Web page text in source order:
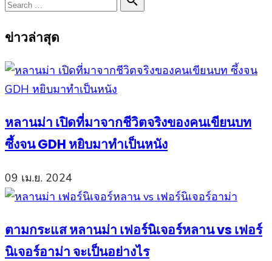
Search
ข่าวล่าสุด
หลานม่า เปิดที่มาจากชีวิตจริงของคนเขียนบท
ซึ้งจน GDH หยิบมาทำเป็นหนัง
09 เม.ย. 2024
ตามกระแส หลานม่า เฟอร์นิเจอร์หลาน vs เฟอร์
นิเจอร์อาม่า จะเป็นอย่างไร